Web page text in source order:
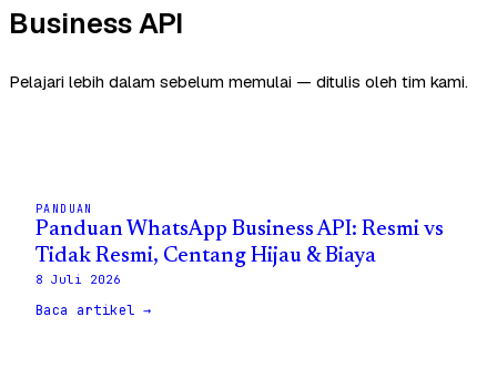
Business API
Pelajari lebih dalam sebelum memulai — ditulis oleh tim kami.
PANDUAN
Panduan WhatsApp Business API: Resmi vs
Tidak Resmi, Centang Hijau & Biaya
8 Juli 2026
Baca artikel →